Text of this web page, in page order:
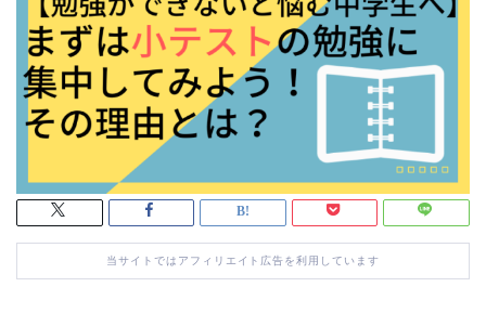
当サイトではアフィリエイト広告を利用しています